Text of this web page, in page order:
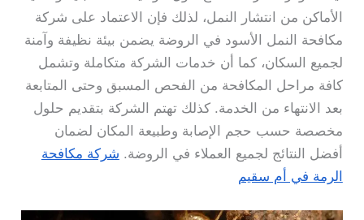
الأماكن من انتشار النمل، لذلك فإن الاعتماد على شركة
مكافحة النمل الأسود في الروضة يضمن بيئة نظيفة وآمنة
لجميع السكان، كما أن خدمات الشركة متكاملة وتشمل
كافة مراحل المكافحة من الفحص المسبق وحتى المتابعة
بعد الانتهاء من الخدمة. كذلك تهتم الشركة بتقديم حلول
مخصصة حسب حجم الإصابة وطبيعة المكان لضمان
أفضل النتائج لجميع العملاء في الروضة. شركة مكافحة
الرمة في أم سقيم